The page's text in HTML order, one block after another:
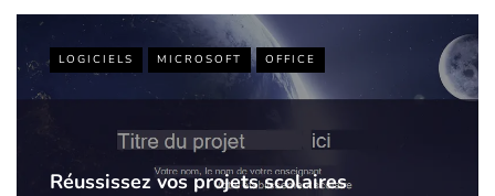
LOGICIELS MICROSOFT OFFICE
Réussissez vos projets scolaires